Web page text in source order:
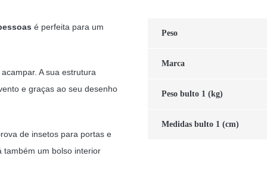
é perfeita para um
A sua estrutura
e graças ao seu desenho
de insetos para portas e
também um bolso interior
Peso
Marca
Peso bulto 1 (kg)
Medidas bulto 1 (cm)